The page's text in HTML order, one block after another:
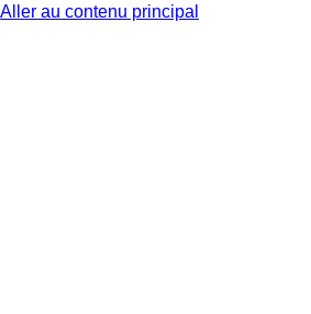
Aller au contenu principal